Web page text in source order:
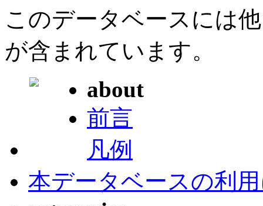
このデータベースには
が含まれています。
about
前言
凡例
本データベースの利